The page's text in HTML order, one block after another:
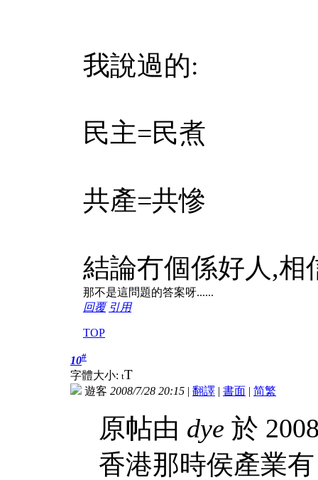
我說過的:
民主=民煮
共產=共慘
結論冇個係好人,相
那不是這問題的答案呀......
回覆 引用
TOP
10#
字體大小: tT
遊客 2008/7/28 20:15 | 翻譯 | 書面 | 简繁
原帖由 dye 於
香港那時侯產業有